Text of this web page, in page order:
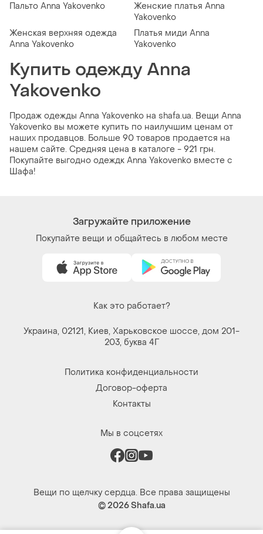
Пальто Anna Yakovenko
Женские платья Anna
Yakovenko
Женская верхняя одежда
Anna Yakovenko
Платья миди Anna
Yakovenko
Купить одежду Anna
Yakovenko
Продаж одежды Anna Yakovenko на shafa.ua. Вещи Anna
Yakovenko вы можете купить по наилучшим ценам от
наших продавцов. Больше 90 товаров продается на
нашем сайте. Средняя цена в каталоге - 921 грн.
Покупайте выгодно одеждк Anna Yakovenko вместе с
Шафа!
Загружайте приложение
Покупайте вещи и общайтесь в любом месте
Как это работает?
Украина, 02121, Киев, Харьковское шоссе, дом 201-
203, буква 4Г
Политика конфиденциальности
Договор-оферта
Контакты
Мы в соцсетях
Вещи по щелчку сердца. Все права защищены
© 2026Shafa.ua